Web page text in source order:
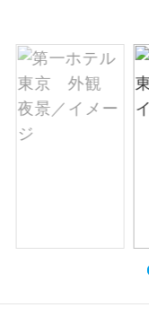
露天風呂
お部屋食
トラベルイヤ